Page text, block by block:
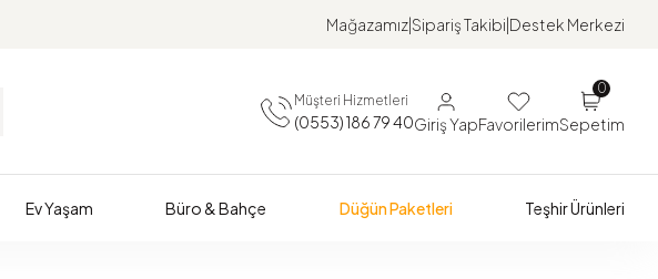
MağazamızSipariş Takibi Destek Merkezi
Müşteri Hizmetleri
(0553) 186 79 40Giriş YapFavorilerim
0
Sepetim
Ev Yaşam Büro & Bahçe Düğün Paketleri Teşhir Ürünleri